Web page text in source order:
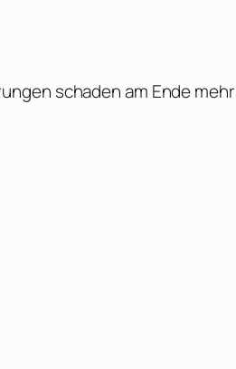
schaden am Ende mehr